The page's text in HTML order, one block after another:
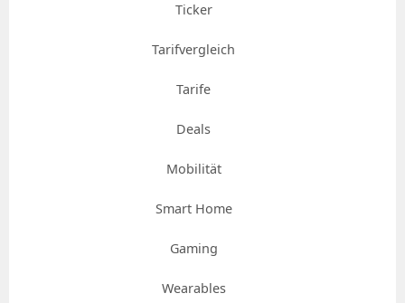
Ticker
Tarifvergleich
Tarife
Deals
Mobilität
Smart Home
Gaming
Wearables